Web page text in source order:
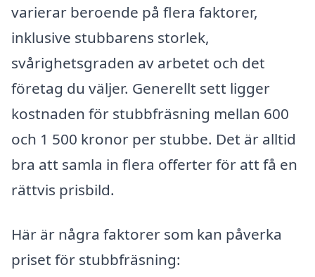
varierar beroende på flera faktorer,
inklusive stubbarens storlek,
svårighetsgraden av arbetet och det
företag du väljer. Generellt sett ligger
kostnaden för stubbfräsning mellan 600
och 1 500 kronor per stubbe. Det är alltid
bra att samla in flera offerter för att få en
rättvis prisbild.
Här är några faktorer som kan påverka
priset för stubbfräsning: